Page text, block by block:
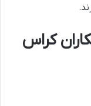
کراس